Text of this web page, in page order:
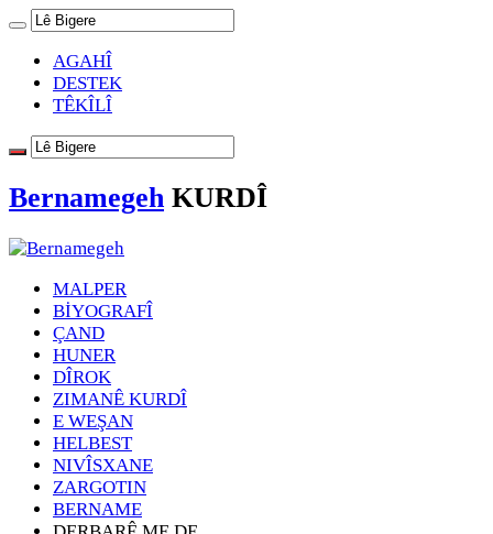
AGAHÎ
DESTEK
TÊKÎLÎ
Bernamegeh KURDÎ
MALPER
BİYOGRAFÎ
ÇAND
HUNER
DÎROK
ZIMANÊ KURDÎ
E WEŞAN
HELBEST
NIVÎSXANE
ZARGOTIN
BERNAME